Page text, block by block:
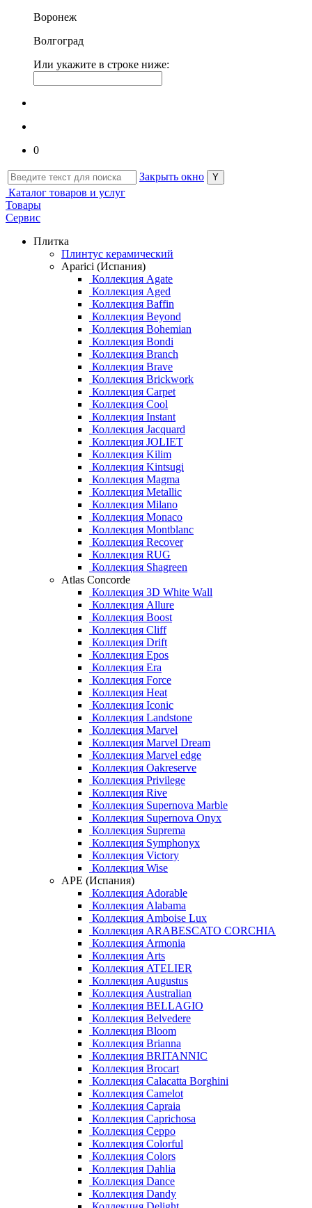
Воронеж
Волгоград
Или укажите в строке ниже:
0
Закрыть окно
Каталог товаров и услуг
Товары
Сервис
Плитка
Плинтус керамический
Aparici (Испания)
Коллекция Agate
Коллекция Aged
Коллекция Baffin
Коллекция Beyond
Коллекция Bohemian
Коллекция Bondi
Коллекция Branch
Коллекция Brave
Коллекция Brickwork
Коллекция Carpet
Коллекция Cool
Коллекция Instant
Коллекция Jacquard
Коллекция JOLIET
Коллекция Kilim
Коллекция Kintsugi
Коллекция Magma
Коллекция Metallic
Коллекция Milano
Коллекция Monaco
Коллекция Montblanc
Коллекция Recover
Коллекция RUG
Коллекция Shagreen
Atlas Concorde
Коллекция 3D White Wall
Коллекция Allure
Коллекция Boost
Коллекция Cliff
Коллекция Drift
Коллекция Epos
Коллекция Era
Коллекция Force
Коллекция Heat
Коллекция Iconic
Коллекция Landstone
Коллекция Marvel
Коллекция Marvel Dream
Коллекция Marvel edge
Коллекция Oakreserve
Коллекция Privilege
Коллекция Rive
Коллекция Supernova Marble
Коллекция Supernova Onyx
Коллекция Suprema
Коллекция Symphonyx
Коллекция Victory
Коллекция Wise
APE (Испания)
Коллекция Adorable
Коллекция Alabama
Коллекция Amboise Lux
Коллекция ARABESCATO CORCHIA
Коллекция Armonia
Коллекция Arts
Коллекция ATELIER
Коллекция Augustus
Коллекция Australian
Коллекция BELLAGIO
Коллекция Belvedere
Коллекция Bloom
Коллекция Brianna
Коллекция BRITANNIC
Коллекция Brocart
Коллекция Calacatta Borghini
Коллекция Camelot
Коллекция Capraia
Коллекция Caprichosa
Коллекция Ceppo
Коллекция Colorful
Коллекция Colors
Коллекция Dahlia
Коллекция Dance
Коллекция Dandy